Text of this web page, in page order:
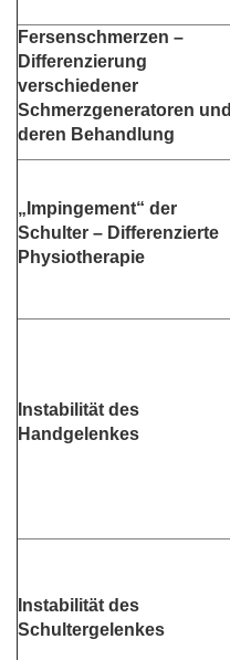
Fersenschmerzen –
Differenzierung
verschiedener
Schmerzgeneratoren und
deren Behandlung
„Impingement“ der
Schulter – Differenzierte
Physiotherapie
Instabilität des
Handgelenkes
Instabilität des
Schultergelenkes